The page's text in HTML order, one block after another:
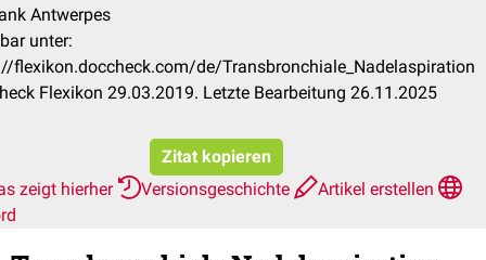
Antwerpes
unter:
flexikon.doccheck.com/de/Transbronchiale_Nadelaspiration
Flexikon 29.03.2019. Letzte Bearbeitung 26.11.2025
Zitat kopieren
zeigt hierher
Versionsgeschichte
Artikel erstellen